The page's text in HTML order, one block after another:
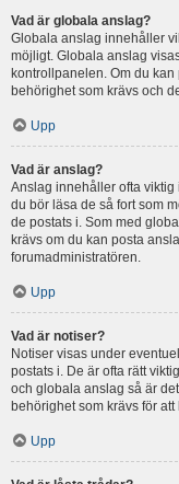
Vad är globala anslag?
Globala anslag innehåller
möjligt. Globala anslag
kontrollpanelen. Om du
behörighet som krävs och
Upp
Vad är anslag?
Anslag innehåller ofta
du bör läsa de så fort som
de postats i. Som med
krävs om du kan posta
forumadministratören.
Upp
Vad är notiser?
Notiser visas under
postats i. De är ofta rätt
och globala anslag så är
behörighet som krävs för
Upp